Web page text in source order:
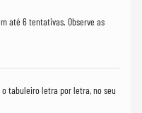
até 6 tentativas. Observe as
tabuleiro letra por letra, no seu